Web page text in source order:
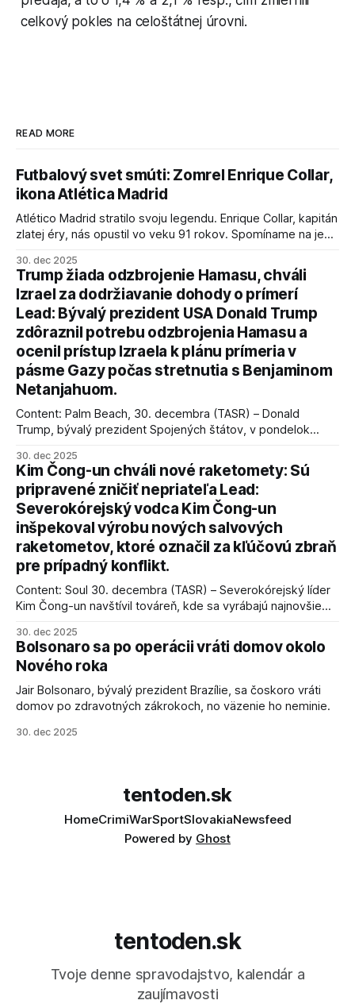
celkový pokles na celoštátnej úrovni.
READ MORE
Futbalový svet smúti: Zomrel Enrique Collar,
ikona Atlética Madrid
Atlético Madrid stratilo svoju legendu. Enrique Collar, kapitán
zlatej éry, nás opustil vo veku 91 rokov. Spomíname na jeho
30. dec 2025
Trump žiada odzbrojenie Hamasu, chváli
Izrael za dodržiavanie dohody o prímerí
Lead: Bývalý prezident USA Donald Trump
zdôraznil potrebu odzbrojenia Hamasu a
ocenil prístup Izraela k plánu prímeria v
pásme Gazy počas stretnutia s Benjaminom
Netanjahuom.
Content: Palm Beach, 30. decembra (TASR) – Donald
Trump, bývalý prezident Spojených štátov, v pondelok
kľúčové pre úspešné dosiahnutie prímeria v Gaze. Agentúra
AFP informuje, že Trump vyjadril presvedčenie, že Izrael plní
podmienky dohody o prí
30. dec 2025
Kim Čong-un chváli nové raketomety: Sú
pripravené zničiť nepriateľa Lead:
Severokórejský vodca Kim Čong-un
inšpekoval výrobu nových salvových
raketometov, ktoré označil za kľúčovú zbraň
pre prípadný konflikt.
Content: Soul 30. decembra (TASR) – Severokórejský líder
Kim Čong-un navštívil továreň, kde sa vyrábajú najnovšie
schopnosti. Informovali o tom štátne médiá KĽDR, na ktoré
sa odvoláva agentúra AFP.
30. dec 2025
Bolsonaro sa po operácii vráti domov okolo
Nového roka
Jair Bolsonaro, bývalý prezident Brazílie, sa čoskoro vráti
domov po zdravotných zákrokoch, no väzenie ho neminie.
30. dec 2025
tentoden.sk
HomeCrimiWarSportSlovakiaNewsfeed
Powered by Ghost
tentoden.sk
Tvoje denne spravodajstvo, kalendár a
zaujímavosti